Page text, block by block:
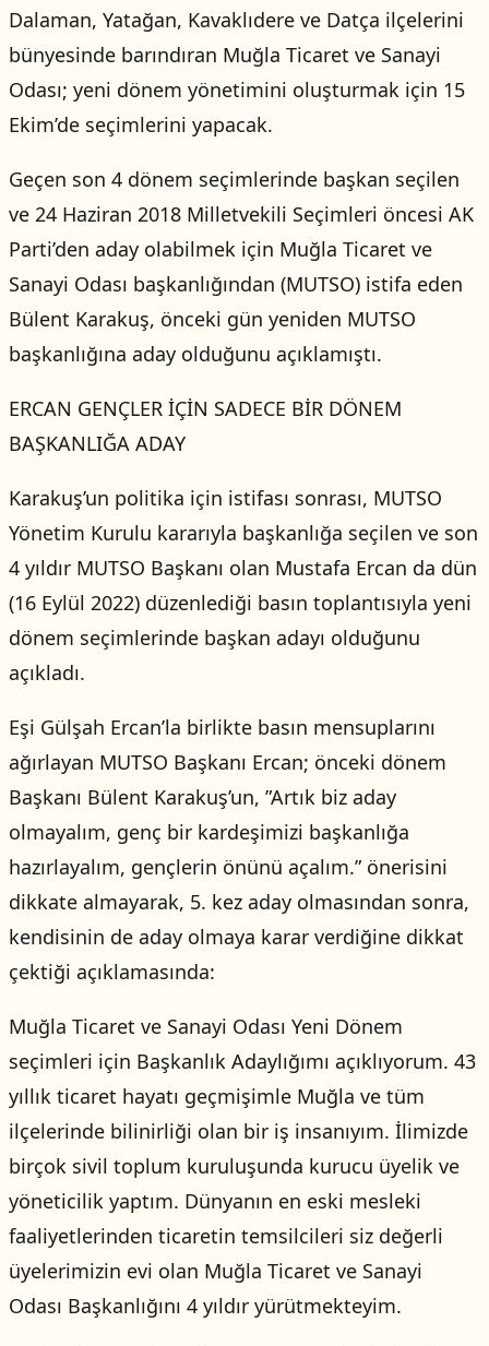
Dalaman, Yatağan, Kavaklıdere ve Datça ilçelerini
bünyesinde barındıran Muğla Ticaret ve Sanayi
Odası; yeni dönem yönetimini oluşturmak için 15
Ekim’de seçimlerini yapacak.
Geçen son 4 dönem seçimlerinde başkan seçilen
ve 24 Haziran 2018 Milletvekili Seçimleri öncesi AK
Parti’den aday olabilmek için Muğla Ticaret ve
Sanayi Odası başkanlığından (MUTSO) istifa eden
Bülent Karakuş, önceki gün yeniden MUTSO
başkanlığına aday olduğunu açıklamıştı.
ERCAN GENÇLER İÇİN SADECE BİR DÖNEM
BAŞKANLIĞA ADAY
Karakuş’un politika için istifası sonrası, MUTSO
Yönetim Kurulu kararıyla başkanlığa seçilen ve son
4 yıldır MUTSO Başkanı olan Mustafa Ercan da dün
(16 Eylül 2022) düzenlediği basın toplantısıyla yeni
dönem seçimlerinde başkan adayı olduğunu
açıkladı.
Eşi Gülşah Ercan’la birlikte basın mensuplarını
ağırlayan MUTSO Başkanı Ercan; önceki dönem
Başkanı Bülent Karakuş’un, ”Artık biz aday
olmayalım, genç bir kardeşimizi başkanlığa
hazırlayalım, gençlerin önünü açalım.” önerisini
dikkate almayarak, 5. kez aday olmasından sonra,
kendisinin de aday olmaya karar verdiğine dikkat
çektiği açıklamasında:
Muğla Ticaret ve Sanayi Odası Yeni Dönem
seçimleri için Başkanlık Adaylığımı açıklıyorum. 43
yıllık ticaret hayatı geçmişimle Muğla ve tüm
ilçelerinde bilinirliği olan bir iş insanıyım. İlimizde
birçok sivil toplum kuruluşunda kurucu üyelik ve
yöneticilik yaptım. Dünyanın en eski mesleki
faaliyetlerinden ticaretin temsilcileri siz değerli
üyelerimizin evi olan Muğla Ticaret ve Sanayi
Odası Başkanlığını 4 yıldır yürütmekteyim.